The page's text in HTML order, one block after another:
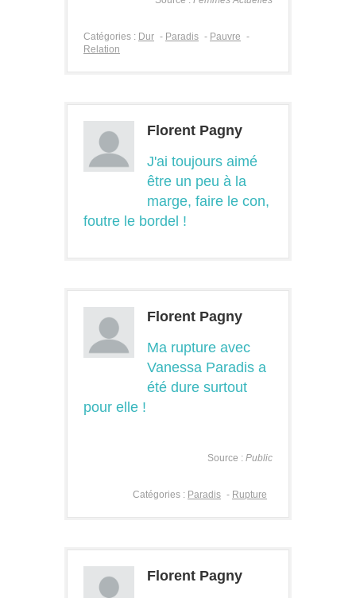
Catégories : Dur - Paradis - Pauvre -
Relation
Florent Pagny
J'ai toujours aimé
être un peu à la
marge, faire le con,
foutre le bordel !
Florent Pagny
Ma rupture avec
Vanessa Paradis a
été dure surtout
pour elle !
Source : Public
Catégories : Paradis - Rupture
Florent Pagny